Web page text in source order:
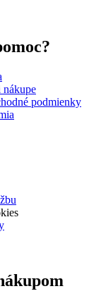
nákupe
podmienky